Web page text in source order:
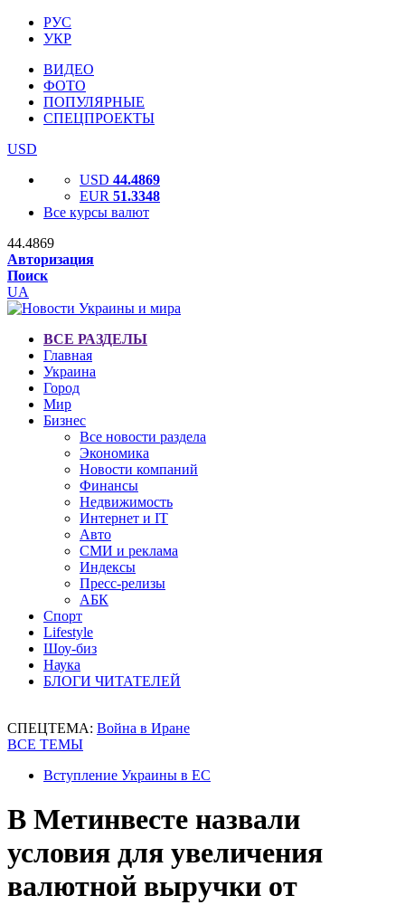
РУС
УКР
ВИДЕО
ФОТО
ПОПУЛЯРНЫЕ
СПЕЦПРОЕКТЫ
USD
USD 44.4869
EUR 51.3348
Все курсы валют
44.4869
Авторизация
Поиск
UA
ВСЕ РАЗДЕЛЫ
Главная
Украина
Город
Мир
Бизнес
Все новости раздела
Экономика
Новости компаний
Финансы
Недвижимость
Интернет и IT
Авто
СМИ и реклама
Индексы
Пресс-релизы
АБК
Спорт
Lifestyle
Шоу-биз
Наука
БЛОГИ ЧИТАТЕЛЕЙ
СПЕЦТЕМА: Война в Иране
ВСЕ ТЕМЫ
Вступление Украины в ЕС
В Метинвесте назвали
условия для увеличения
валютной выручки от